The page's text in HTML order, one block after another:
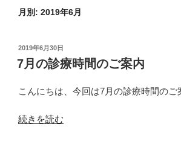
月別: 2019年6月
投
稿
日:
2019年6月30日
7月の診療時間のご案内
こんにちは、今回は7月の診療時間のご
“7
続きを読む